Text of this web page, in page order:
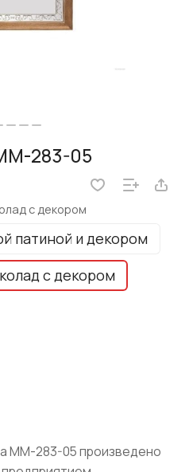
283-05
с декором
патиной и декором
с декором
ММ-283-05 произведено